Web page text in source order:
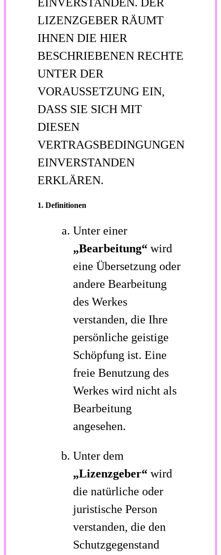
LIZENZGEBER RÄUMT
IHNEN DIE HIER
BESCHRIEBENEN RECHTE
UNTER DER
VORAUSSETZUNG EIN,
DASS SIE SICH MIT
DIESEN
VERTRAGSBEDINGUNGEN
EINVERSTANDEN
ERKLÄREN.
1. Definitionen
Unter einer
„Bearbeitung“ wird
eine Übersetzung oder
andere Bearbeitung
des Werkes
verstanden, die Ihre
persönliche geistige
Schöpfung ist. Eine
freie Benutzung des
Werkes wird nicht als
Bearbeitung
angesehen.
Unter dem
„Lizenzgeber“ wird
die natürliche oder
juristische Person
verstanden, die den
Schutzgegenstand